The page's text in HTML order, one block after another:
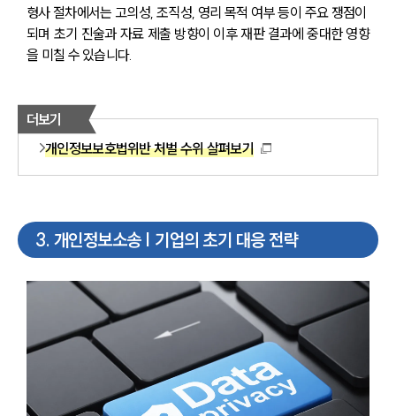
형사 절차에서는 고의성, 조직성, 영리 목적 여부 등이 주요 쟁점이
되며 초기 진술과 자료 제출 방향이 이후 재판 결과에 중대한 영향
을 미칠 수 있습니다.
더보기
개인정보보호법위반 처벌 수위 살펴보기
3. 개인정보소송 | 기업의 초기 대응 전략